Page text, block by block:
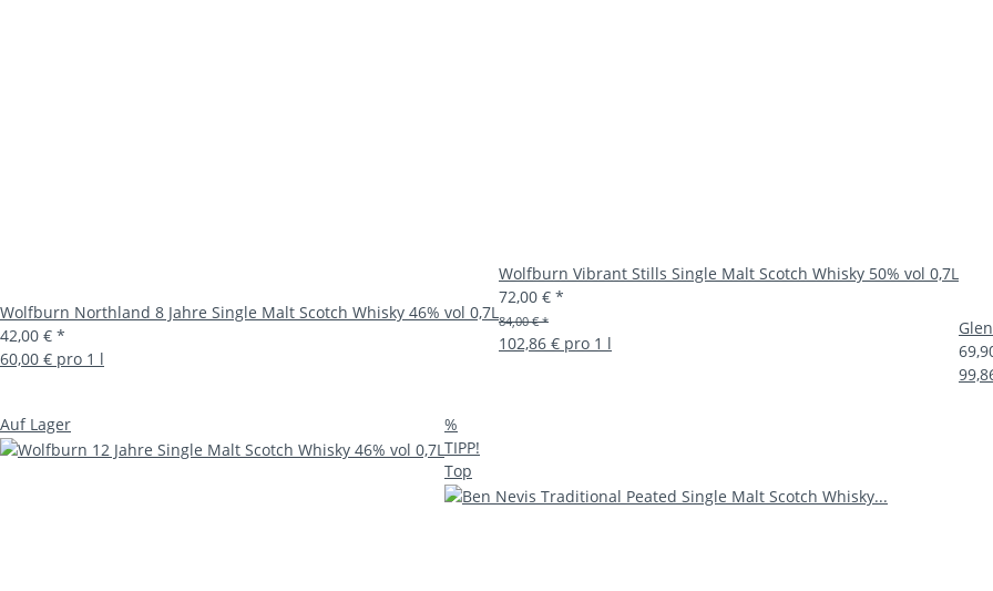
Wolfburn Northland 8 Jahre Single Malt Scotch Whisky 46% vol 0,7L
42,00 € *
60,00 € pro 1 l
Wolfburn Vibrant Stills Single Malt Scotch Whisky 50% vol 0,7L
72,00 € *
84,00 € *
102,86 € pro 1 l
Auf Lager
%
TIPP!
Top